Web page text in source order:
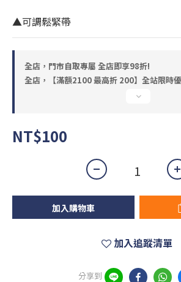
▲可調鬆緊帶
全店，門市自取專屬 全店即享98折!
全店，【滿額2100 最高折 200】全站限時優
NT$100
加入購物車
加入追蹤清單
分享到